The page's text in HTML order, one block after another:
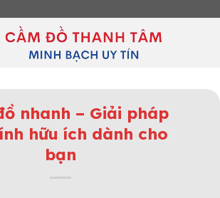
nhanh – Giải pháp
hữu ích dành cho
bạn